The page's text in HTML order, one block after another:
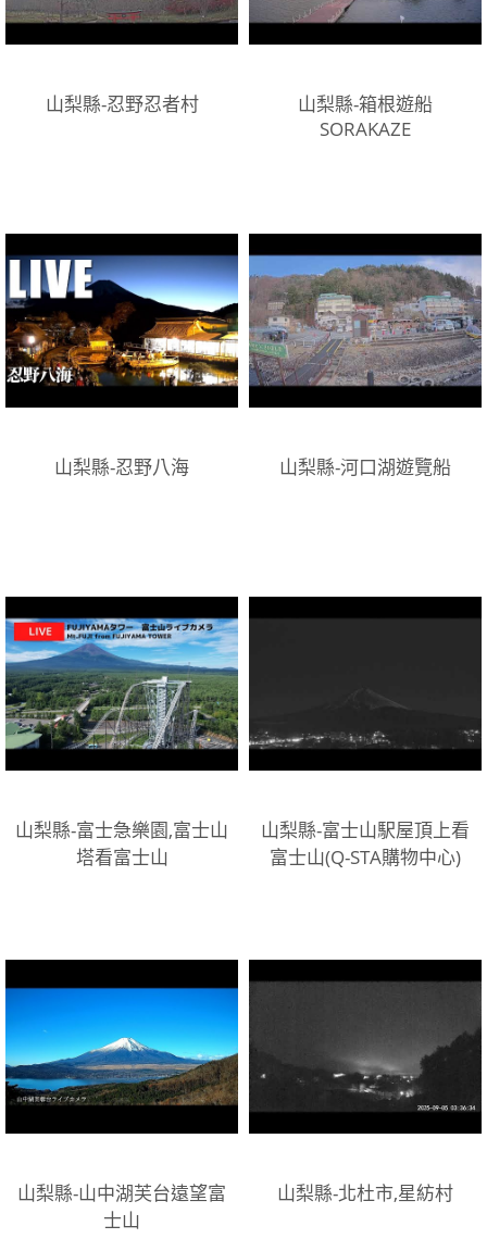
山梨縣-忍野忍者村
山梨縣-箱根遊船
SORAKAZE
山梨縣-忍野八海 山梨縣-河口湖遊覽船
山梨縣-富士急樂園,富士山
塔看富士山
山梨縣-富士山駅屋頂上看
富士山(Q-STA購物中心)
山梨縣-山中湖芙台遠望富
士山
山梨縣-北杜市,星紡村